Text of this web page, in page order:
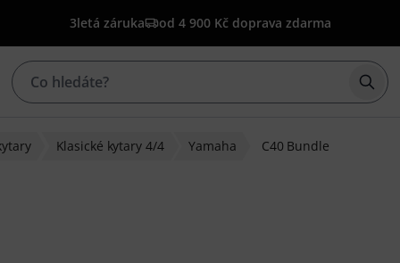
3letá záruka od 4 900 Kč doprava zdarma
Klasické kytary 4/4 Yamaha C40 Bundle